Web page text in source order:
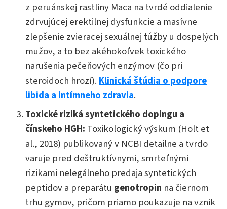
z peruánskej rastliny Maca na tvrdé oddialenie
zdrvujúcej erektilnej dysfunkcie a masívne
zlepšenie zvieracej sexuálnej túžby u dospelých
mužov, a to bez akéhokoľvek toxického
narušenia pečeňových enzýmov (čo pri
steroidoch hrozí).Klinická štúdia o podpore
libida a intímneho zdravia.
Toxické riziká syntetického dopingu a
čínskeho HGH: Toxikologický výskum (Holt et
al., 2018) publikovaný v NCBI detailne a tvrdo
varuje pred deštruktívnymi, smrteľnými
rizikami nelegálneho predaja syntetických
peptidov a preparátu genotropin na čiernom
trhu gymov, pričom priamo poukazuje na vznik